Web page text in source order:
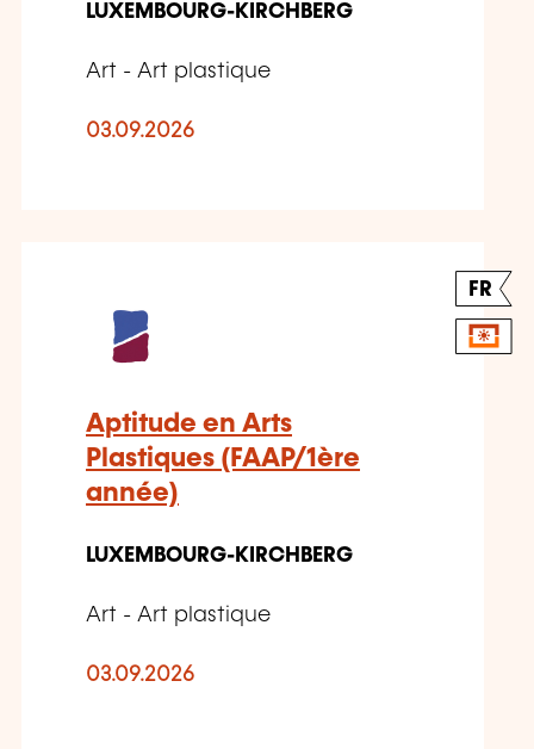
LUXEMBOURG-KIRCHBERG
Art - Art plastique
03.09.2026
FR
Aptitude en Arts
Plastiques (FAAP/1ère
année)
LUXEMBOURG-KIRCHBERG
Art - Art plastique
03.09.2026